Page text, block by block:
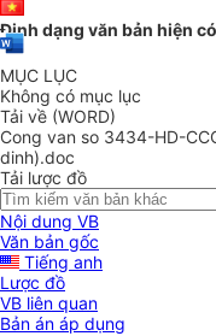
Định dạng văn bản hiện
MỤC LỤC
Không có mục lục
Tải về (WORD)
Cong van so 3434-HD-
dinh).doc
Tải lược đồ
Nội dung VB
Văn bản gốc
Tiếng anh
Lược đồ
VB liên quan
Bản án áp dụng